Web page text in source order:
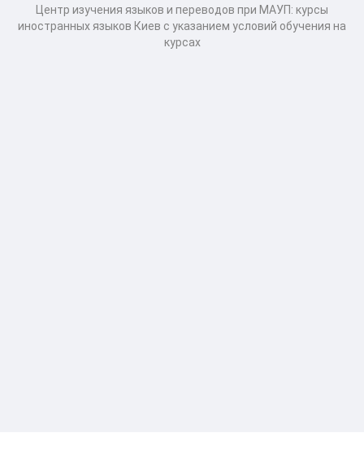
Центр изучения языков и переводов при МАУП: курсы
иностранных языков Киев с указанием условий обучения на
курсах